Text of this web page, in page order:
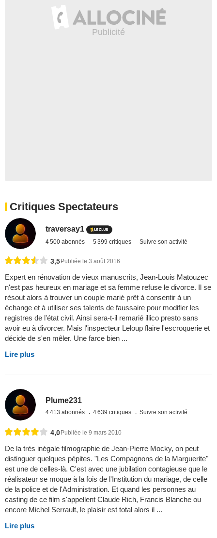
Critiques Spectateurs
traversay1
4 500 abonnés 5 399 critiques Suivre son activité
3,5 Publiée le 3 août 2016
Expert en rénovation de vieux manuscrits, Jean-Louis Matouzec
n'est pas heureux en mariage et sa femme refuse le divorce. Il se
résout alors à trouver un couple marié prêt à consentir à un
échange et à utiliser ses talents de faussaire pour modifier les
registres de l'état civil. Ainsi sera-t-il remarié illico presto sans
avoir eu à divorcer. Mais l'inspecteur Leloup flaire l'escroquerie et
décide de s'en mêler. Une farce bien ...
Lire plus
Plume231
4 413 abonnés 4 639 critiques Suivre son activité
4,0Publiée le 9 mars 2010
De la très inégale filmographie de Jean-Pierre Mocky, on peut
distinguer quelques pépites. "Les Compagnons de la Marguerite"
est une de celles-là. C'est avec une jubilation contagieuse que le
réalisateur se moque à la fois de l'Institution du mariage, de celle
de la police et de l'Administration. Et quand les personnes au
casting de ce film s'appellent Claude Rich, Francis Blanche ou
encore Michel Serrault, le plaisir est total alors il ...
Lire plus